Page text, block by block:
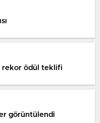
rekor ödül teklifi
görüntülendi​